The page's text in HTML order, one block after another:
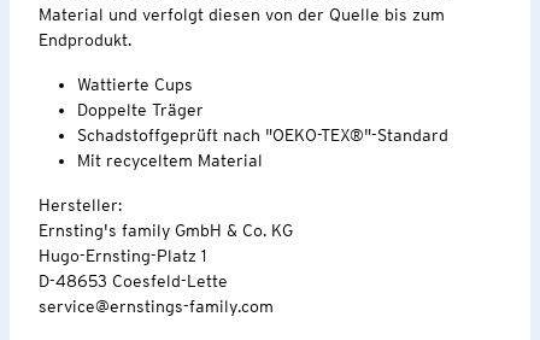
Material und verfolgt diesen von der Quelle bis zum
Endprodukt.
Wattierte Cups
Doppelte Träger
Schadstoffgeprüft nach "OEKO-TEX®"-Standard
Mit recyceltem Material
Hersteller:
Ernsting's family GmbH & Co. KG
Hugo-Ernsting-Platz 1
D-48653 Coesfeld-Lette
service@ernstings-family.com